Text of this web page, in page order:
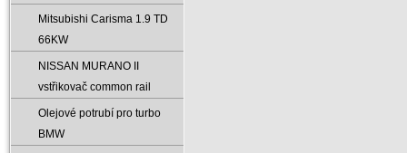
Mitsubishi Carisma 1.9 TD
66KW
NISSAN MURANO II
vstřikovač common rail
Olejové potrubí pro turbo
BMW